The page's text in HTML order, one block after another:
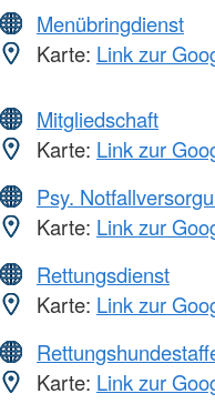
Menübringdienst
Karte: Link zur
Mitgliedschaft
Karte: Link zur
Psy.
Karte: Link zur
Rettungsdienst
Karte: Link zur
Karte: Link zur